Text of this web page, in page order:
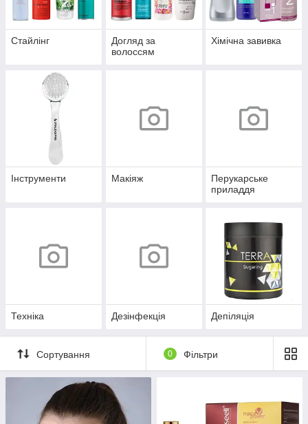
Стайлінг
Догляд за
волоссям
Хімічна завивка
Інструменти Макіяж
Перукарське
приладдя
Техніка Дезінфекція Депіляція
Сортування 0 Фільтри